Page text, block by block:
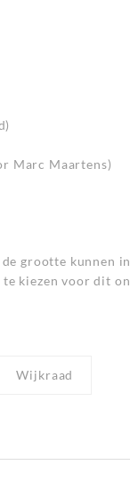
Marc Maartens)
grootte kunnen
kiezen voor dit
Wijkraad